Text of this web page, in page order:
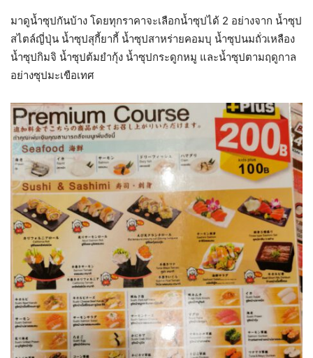
มาดูน้ำซุปกันบ้าง โดยทุกราคาจะเลือกน้ำซุปได้ 2 อย่างจาก น้ำซุป
สไตล์ญี่ปุ่น น้ำซุปสุกี้ยากี้ น้ำซุปสาหร่ายคอมบุ น้ำซุปนมถั่วเหลือง
น้ำซุปกิมจิ น้ำซุปต้มยำกุ้ง น้ำซุปกระดูกหมู และน้ำซุปตามฤดูกาล
อย่างซุปมะเขือเทศ